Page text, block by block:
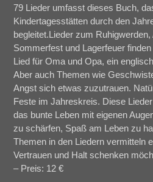
79 Lieder umfasst dieses Buch,
Kindertagesstätten durch den
begleitet.Lieder zum
Sommerfest und Lagerfeuer
Lied für Oma und Opa, ein
Aber auch Themen wie
Angst sich etwas zuzutrauen.
Feste im Jahreskreis. Diese
das bunte Leben mit eigenen
zu schärfen, Spaß am Leben zu
Themen in den Liedern vermitteln
Vertrauen und Halt schenken
– Preis: 12 €